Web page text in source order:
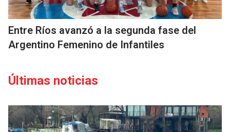
Entre Ríos avanzó a la segunda fase del
Argentino Femenino de Infantiles
Últimas noticias